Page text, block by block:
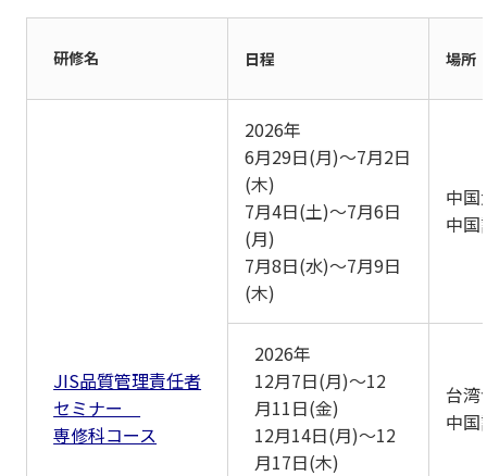
研修名 日程 場所
JIS品質管理責任者
セミナー
専修科コース
2026年
6月29日(月)～7月2日
(木)
7月4日(土)～7月6日
(月)
7月8日(水)～7月9日
(木)
中国
中国
2026年
12月7日(月)～12
月11日(金)
12月14日(月)～12
月17日(木)
台湾
中国